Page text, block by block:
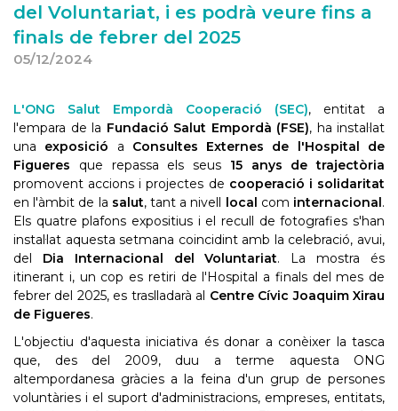
del Voluntariat, i es podrà veure fins a
finals de febrer del 2025
05/12/2024
L'ONG Salut Empordà Cooperació (SEC), entitat a
l'empara de la Fundació Salut Empordà (FSE), ha instal·lat
una exposició a Consultes Externes de l'Hospital de
Figueres que repassa els seus 15 anys de trajectòria
promovent accions i projectes de cooperació i solidaritat
en l'àmbit de la salut, tant a nivell local com internacional.
Els quatre plafons expositius i el recull de fotografies s'han
instal·lat aquesta setmana coincidint amb la celebració, avui,
del Dia Internacional del Voluntariat. La mostra és
itinerant i, un cop es retiri de l'Hospital a finals del mes de
febrer del 2025, es traslladarà al Centre Cívic Joaquim Xirau
de Figueres.
L'objectiu d'aquesta iniciativa és donar a conèixer la tasca
que, des del 2009, duu a terme aquesta ONG
altempordanesa gràcies a la feina d'un grup de persones
voluntàries i el suport d'administracions, empreses, entitats,